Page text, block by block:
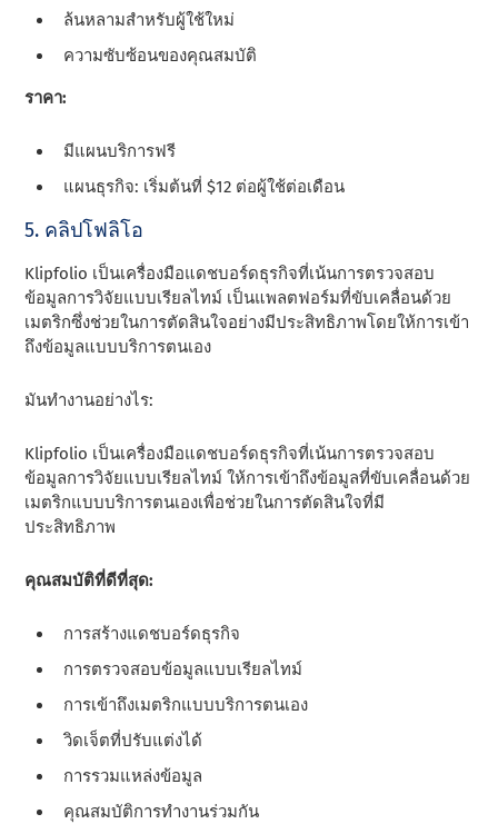
ล้นหลามสําหรับผู้ใช้ใหม่
ความซับซ้อนของคุณสมบัติ
ราคา:
มีแผนบริการฟรี
แผนธุรกิจ: เริ่มต้นที่ $12 ต่อผู้ใช้ต่อเดือน
5. คลิปโฟลิโอ
Klipfolio เป็นเครื่องมือแดชบอร์ดธุรกิจที่เน้นการตรวจสอบ
ข้อมูลการวิจัยแบบเรียลไทม์ เป็นแพลตฟอร์มที่ขับเคลื่อนด้วย
เมตริกซึ่งช่วยในการตัดสินใจอย่างมีประสิทธิภาพโดยให้การเข้า
ถึงข้อมูลแบบบริการตนเอง
มันทํางานอย่างไร:
Klipfolio เป็นเครื่องมือแดชบอร์ดธุรกิจที่เน้นการตรวจสอบ
ข้อมูลการวิจัยแบบเรียลไทม์ ให้การเข้าถึงข้อมูลที่ขับเคลื่อนด้วย
เมตริกแบบบริการตนเองเพื่อช่วยในการตัดสินใจที่มี
ประสิทธิภาพ
คุณสมบัติที่ดีที่สุด:
การสร้างแดชบอร์ดธุรกิจ
การตรวจสอบข้อมูลแบบเรียลไทม์
การเข้าถึงเมตริกแบบบริการตนเอง
วิดเจ็ตที่ปรับแต่งได้
การรวมแหล่งข้อมูล
คุณสมบัติการทํางานร่วมกัน